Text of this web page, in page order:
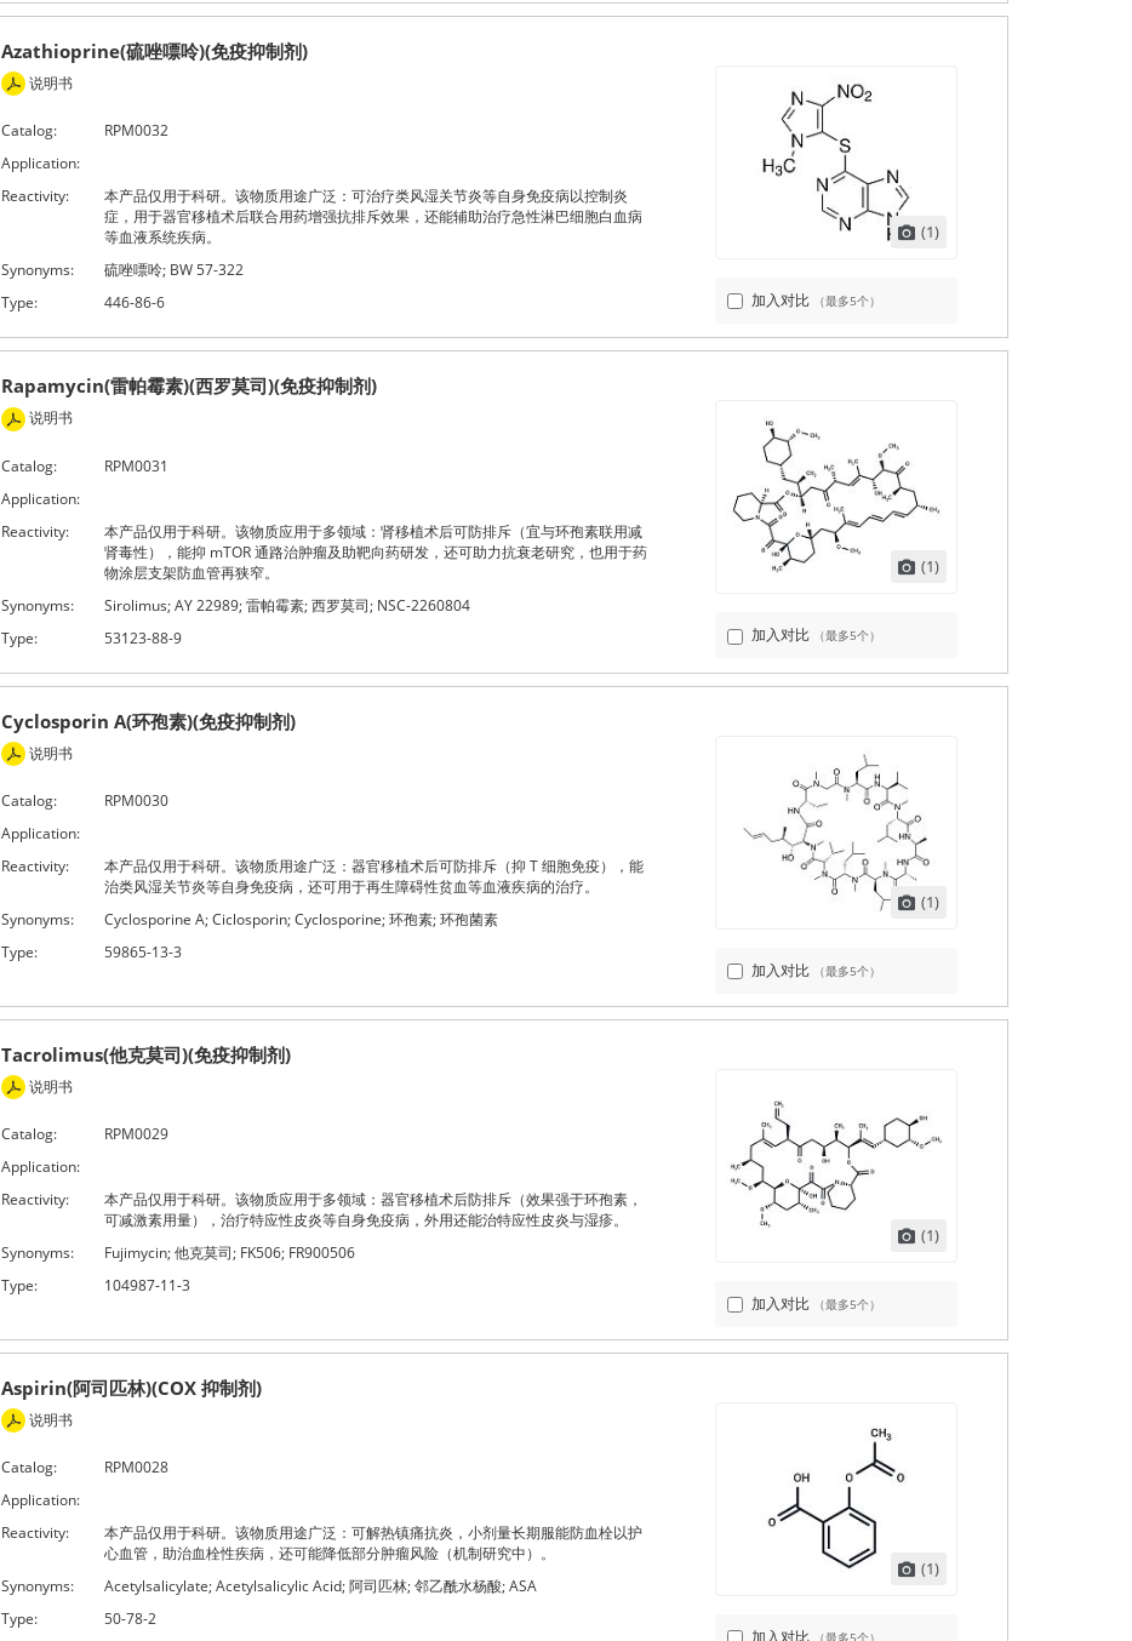
Azathioprine(硫唑嘌呤)(免疫抑制剂)
说明书
Catalog:
RPM0032
Application:
Reactivity:
本产品仅用于科研。该物质用途广泛：可治疗类风湿关节炎等自身免疫病以控制炎
症，用于器官移植术后联合用药增强抗排斥效果，还能辅助治疗急性淋巴细胞白血病
等血液系统疾病。
Synonyms:
硫唑嘌呤; BW 57-322
Type:
446-86-6
(1)
加入对比 （最多5个）
Rapamycin(雷帕霉素)(西罗莫司)(免疫抑制剂)
说明书
Catalog:
RPM0031
Application:
Reactivity:
本产品仅用于科研。该物质应用于多领域：肾移植术后可防排斥（宜与环孢素联用减
肾毒性），能抑 mTOR 通路治肿瘤及助靶向药研发，还可助力抗衰老研究，也用于药
物涂层支架防血管再狭窄。
Synonyms:
Sirolimus; AY 22989; 雷帕霉素; 西罗莫司; NSC-2260804
Type:
53123-88-9
(1)
加入对比 （最多5个）
Cyclosporin A(环孢素)(免疫抑制剂)
说明书
Catalog:
RPM0030
Application:
Reactivity:
本产品仅用于科研。该物质用途广泛：器官移植术后可防排斥（抑 T 细胞免疫），能
治类风湿关节炎等自身免疫病，还可用于再生障碍性贫血等血液疾病的治疗。
Synonyms:
Cyclosporine A; Ciclosporin; Cyclosporine; 环孢素; 环孢菌素
Type:
59865-13-3
(1)
加入对比 （最多5个）
Tacrolimus(他克莫司)(免疫抑制剂)
说明书
Catalog:
RPM0029
Application:
Reactivity:
本产品仅用于科研。该物质应用于多领域：器官移植术后防排斥（效果强于环孢素，
可减激素用量），治疗特应性皮炎等自身免疫病，外用还能治特应性皮炎与湿疹。
Synonyms:
Fujimycin; 他克莫司; FK506; FR900506
Type:
104987-11-3
(1)
加入对比 （最多5个）
Aspirin(阿司匹林)(COX 抑制剂)
说明书
Catalog:
RPM0028
Application:
Reactivity:
本产品仅用于科研。该物质用途广泛：可解热镇痛抗炎，小剂量长期服能防血栓以护
心血管，助治血栓性疾病，还可能降低部分肿瘤风险（机制研究中）。
Synonyms:
Acetylsalicylate; Acetylsalicylic Acid; 阿司匹林; 邻乙酰水杨酸; ASA
Type:
50-78-2
(1)
加入对比 （最多5个）